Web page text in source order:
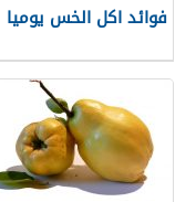
فوائد اكل الخس يوميا